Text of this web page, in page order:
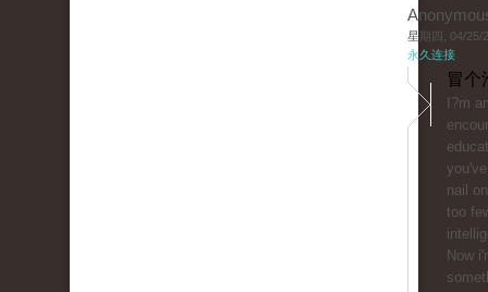
星期四, 04/25/
永久连接
冒个
I?m
nail
too
Now